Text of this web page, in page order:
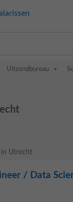
Uitzendbureau
in Utrecht
/ Data